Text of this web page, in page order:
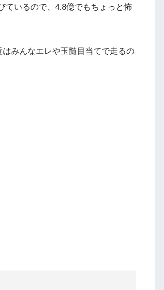
ているので、4.8億でもちょっと怖
みんなエレや玉髄目当てで走るの